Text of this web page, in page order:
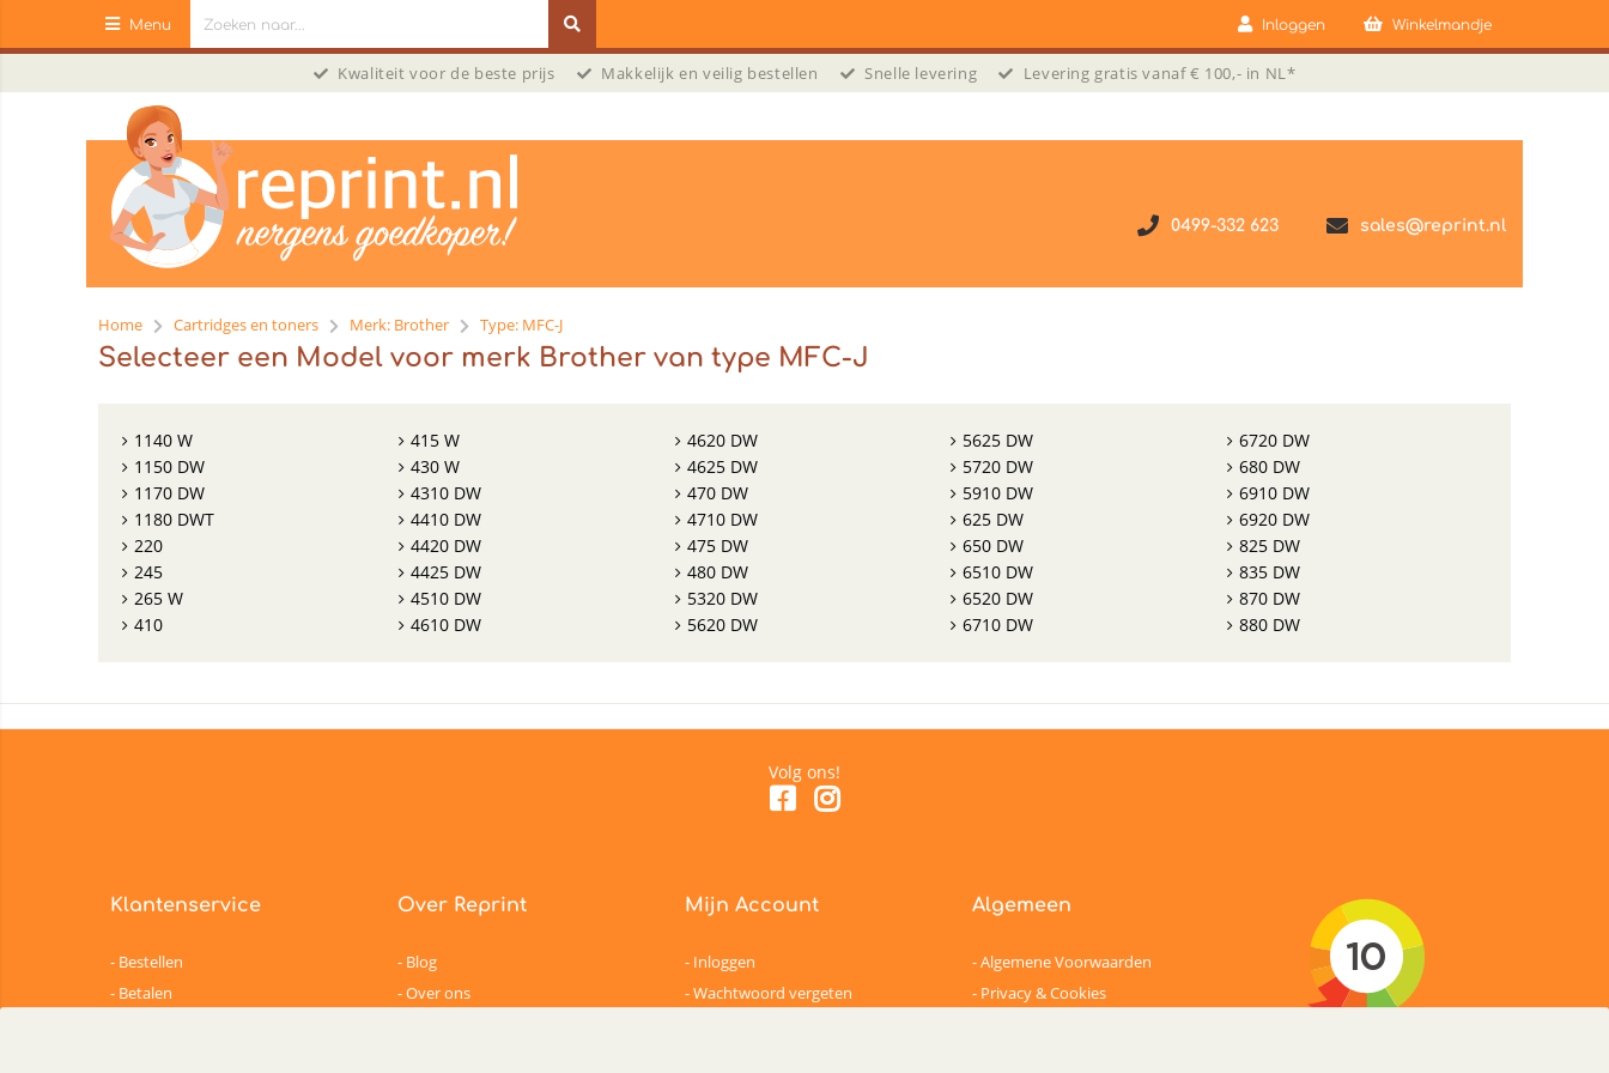
Menu Inloggen Winkelmandje
Kwaliteit voor de beste prijs Makkelijk en veilig bestellen Snelle levering Levering gratis vanaf € 100,- in NL*
sales@reprint.nl
0499-332 623
Home Cartridges en toners Merk: Brother Type: MFC-J
Selecteer een Model voor merk Brother van type MFC-J
1140 W
1150 DW
1170 DW
1180 DWT
220
245
265 W
410
415 W
430 W
4310 DW
4410 DW
4420 DW
4425 DW
4510 DW
4610 DW
4620 DW
4625 DW
470 DW
4710 DW
475 DW
480 DW
5320 DW
5620 DW
5625 DW
5720 DW
5910 DW
625 DW
650 DW
6510 DW
6520 DW
6710 DW
6720 DW
680 DW
6910 DW
6920 DW
825 DW
835 DW
870 DW
880 DW
Volg ons!
Klantenservice
Bestellen
Betalen
Over Reprint
Blog
Over ons
Mijn Account
Inloggen
Wachtwoord vergeten
Algemeen
Algemene Voorwaarden
Privacy & Cookies